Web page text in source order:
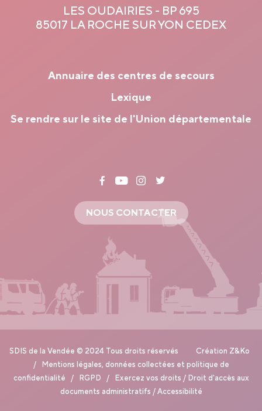
LES OUDAIRIES - BP 695
85017 LA ROCHE SUR YON CEDEX
Annuaire des centres de secours
Lexique
Se rendre sur le site de l'Union départementale
NOUS CONTACTER
SDIS de la Vendée © 2024 Tous droits réservés Création Z&Ko
/
Mentions légales, données collectées et politique de
confidentialité / RGPD / Exercez vos droits / Droit d'accès aux
documents administratifs / Accessibilité